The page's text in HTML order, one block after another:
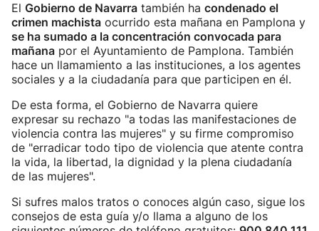
El Gobierno de Navarra también ha condenado el
crimen machista ocurrido esta mañana en Pamplona y
se ha sumado a la concentración convocada para
mañana por el Ayuntamiento de Pamplona. También
hace un llamamiento a las instituciones, a los agentes
sociales y a la ciudadanía para que participen en él.
De esta forma, el Gobierno de Navarra quiere
expresar su rechazo "a todas las manifestaciones de
violencia contra las mujeres" y su firme compromiso
de "erradicar todo tipo de violencia que atente contra
la vida, la libertad, la dignidad y la plena ciudadanía
de las mujeres".
Si sufres malos tratos o conoces algún caso, sigue los
consejos de esta guía y/o llama a alguno de los